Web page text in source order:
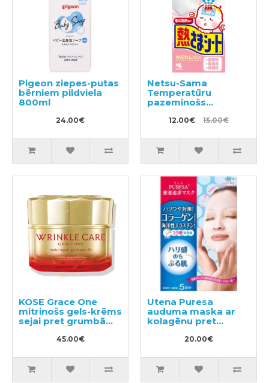
Pigeon ziepes-putas
bērniem pildviela
800ml
24.00€
Netsu-Sama
Temperatūru
pazeminošs
plāksteris bērniem
no 2-24 men. 12 gab
12.00€ 15.00€
KOSE Grace One
mitrinošs gels-krēms
sejai pret grumbām
45.00€
Utena Puresa
auduma maska ar
kolagēnu pret
pigmentāciju 5gab
20.00€